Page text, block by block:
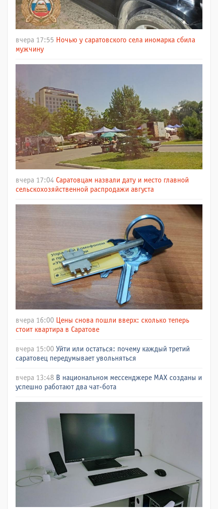
вчера 17:55 Ночью у саратовского села иномарка сбила
мужчину
вчера 17:04 Саратовцам назвали дату и место главной
сельскохозяйственной распродажи августа
вчера 16:00 Цены снова пошли вверх: сколько теперь
стоит квартира в Саратове
вчера 15:00 Уйти или остаться: почему каждый третий
саратовец передумывает увольняться
вчера 13:48 В национальном мессенджере МАХ созданы и
успешно работают два чат-бота